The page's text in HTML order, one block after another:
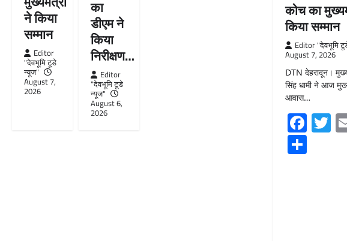
ने किया
सम्मान
Editor
"देवभूमि टूडे
न्यूज"
August 7,
2026
का
डीएम ने
किया
निरीक्षण…
Editor
"देवभूमि टूडे
न्यूज"
August 6,
2026
कोच का
किया सम्मान
Editor "देवभूमि
August 7, 2026
DTN देहरादून।
सिंह धामी ने आज
आवास…
Share